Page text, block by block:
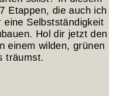
Etappen, die auch ich
Selbstständigkeit
Hol dir jetzt den
einem wilden, grünen
träumst.